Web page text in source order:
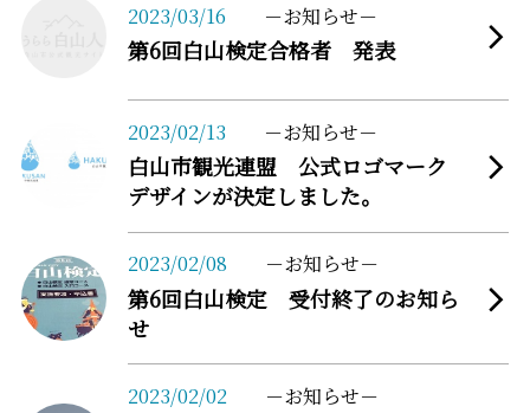
第6回白山検定合格者 発表
2023/03/16 お知らせ
白山市観光連盟 公式ロゴマーク
デザインが決定しました。
2023/02/13 お知らせ
more
第6回白山検定 受付終了のお知ら
せ
2023/02/08 お知らせ
more
2023/02/02 お知らせ
more